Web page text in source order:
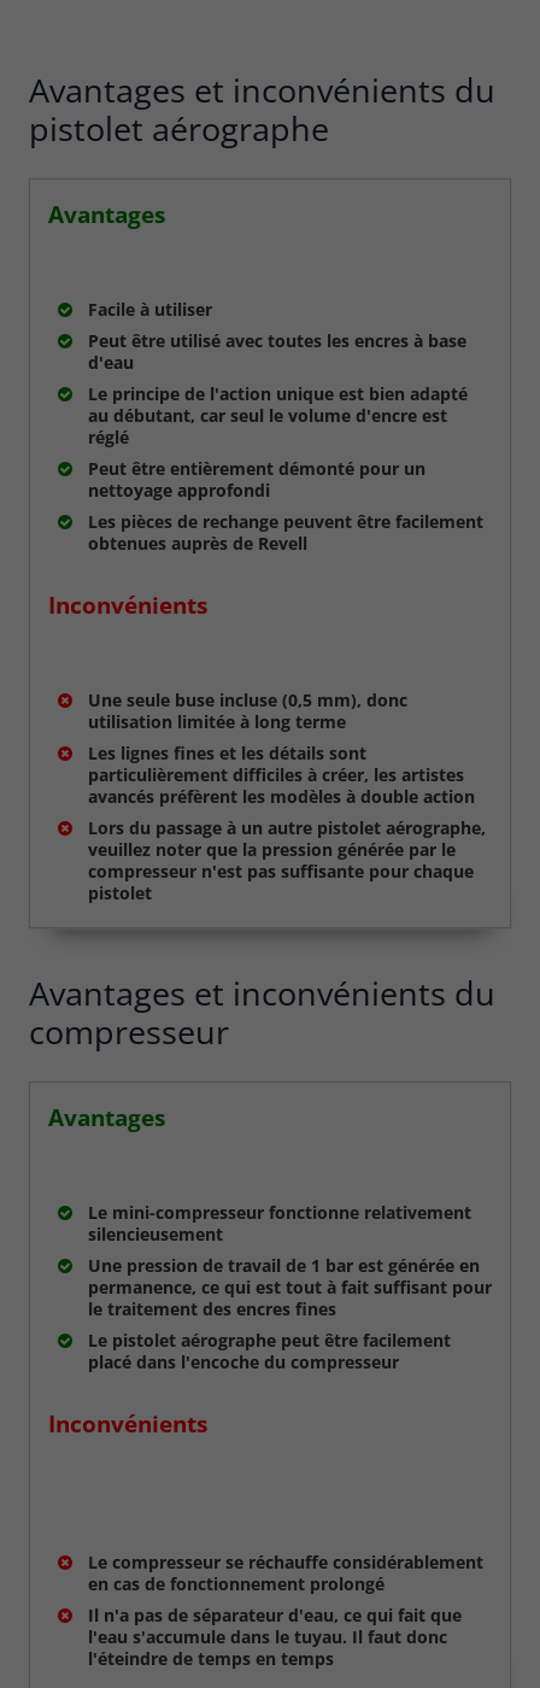
Avantages et inconvénients du
pistolet aérographe
Avantages
Facile à utiliser
Peut être utilisé avec toutes les encres à base
d'eau
Le principe de l'action unique est bien adapté
au débutant, car seul le volume d'encre est
réglé
Peut être entièrement démonté pour un
nettoyage approfondi
Les pièces de rechange peuvent être facilement
obtenues auprès de Revell
Inconvénients
Une seule buse incluse (0,5 mm), donc
utilisation limitée à long terme
Les lignes fines et les détails sont
particulièrement difficiles à créer, les artistes
avancés préfèrent les modèles à double action
Lors du passage à un autre pistolet aérographe,
veuillez noter que la pression générée par le
compresseur n'est pas suffisante pour chaque
pistolet
Avantages et inconvénients du
compresseur
Avantages
Le mini-compresseur fonctionne relativement
silencieusement
Une pression de travail de 1 bar est générée en
permanence, ce qui est tout à fait suffisant pour
le traitement des encres fines
Le pistolet aérographe peut être facilement
placé dans l'encoche du compresseur
Inconvénients
Le compresseur se réchauffe considérablement
en cas de fonctionnement prolongé
Il n'a pas de séparateur d'eau, ce qui fait que
l'eau s'accumule dans le tuyau. Il faut donc
l'éteindre de temps en temps